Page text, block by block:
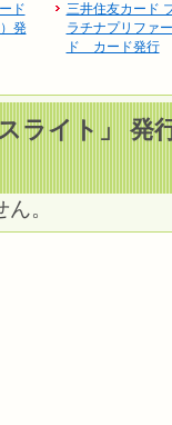
ド
発
三井住友カード
ラチナプリファー
ド カード発行
ライト」 発
。